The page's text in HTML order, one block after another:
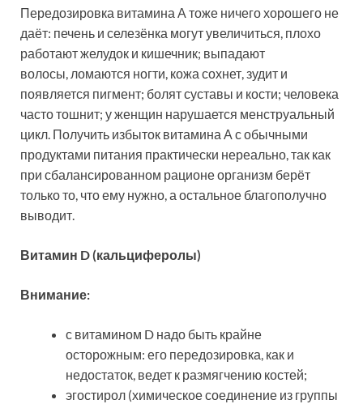
Передозировка витамина А тоже ничего хорошего не
даёт: печень и селезёнка могут увеличиться, плохо
работают желудок и кишечник; выпадают
волосы, ломаются ногти, кожа сохнет, зудит и
появляется пигмент; болят суставы и кости; человека
часто тошнит; у женщин нарушается менструальный
цикл. Получить избыток витамина А с обычными
продуктами питания практически нереально, так как
при сбалансированном рационе организм берёт
только то, что ему нужно, а остальное благополучно
выводит.
Витамин D (кальциферолы)
Внимание:
с витамином D надо быть крайне
осторожным: его передозировка, как и
недостаток, ведет к размягчению костей;
эгостирол (химическое соединение из группы